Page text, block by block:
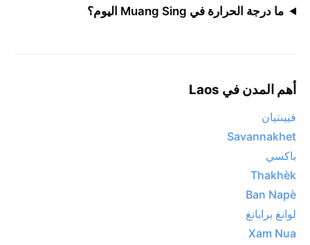
ما درجة الحرارة في Muang Sing اليوم؟
أهم المدن في Laos
فيينتيان
Savannakhet
باكسي
Thakhèk
Ban Napè
لوانغ برابانغ
Xam Nua